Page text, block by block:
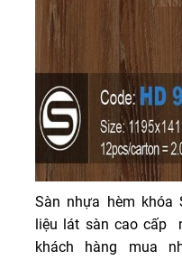
Sàn nhựa hèm khóa
liệu lát sàn cao cấp
khách hàng mua